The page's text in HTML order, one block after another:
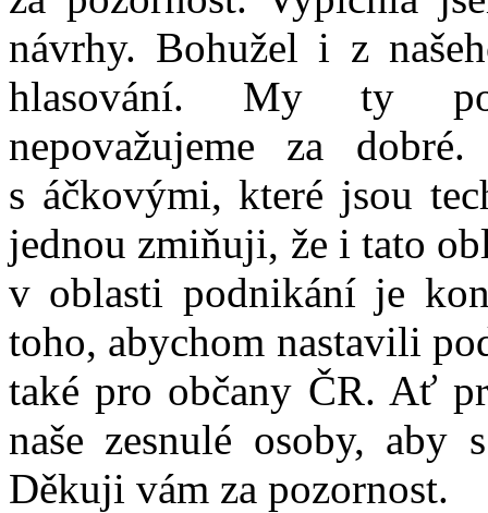
návrhy. Bohužel i z
hlasování. My ty
nepovažujeme za
s áčkovými, které jsou
jednou zmiňuji, že i tato
v oblasti podnikání je
toho, abychom nastavili
také pro občany ČR. Ať
naše zesnulé osoby, aby
Děkuji vám za pozornost.